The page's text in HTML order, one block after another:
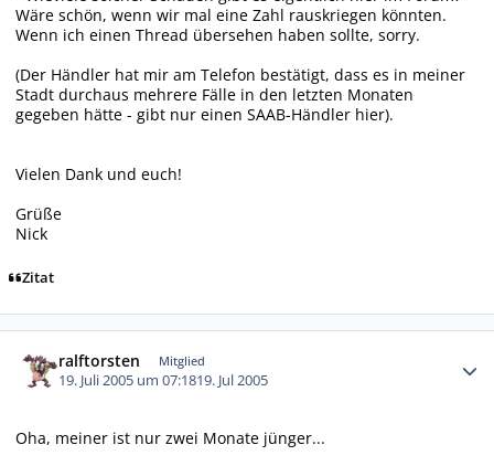
Wäre schön, wenn wir mal eine Zahl rauskriegen könnten.
Wenn ich einen Thread übersehen haben sollte, sorry.
(Der Händler hat mir am Telefon bestätigt, dass es in meiner
Stadt durchaus mehrere Fälle in den letzten Monaten
gegeben hätte - gibt nur einen SAAB-Händler hier).
Vielen Dank und euch!
Grüße
Nick
Zitat
ralftorsten Mitglied
19. Juli 2005 um 07:1819. Jul 2005
Oha, meiner ist nur zwei Monate jünger...